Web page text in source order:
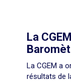
La
La CGEM a
résultats de